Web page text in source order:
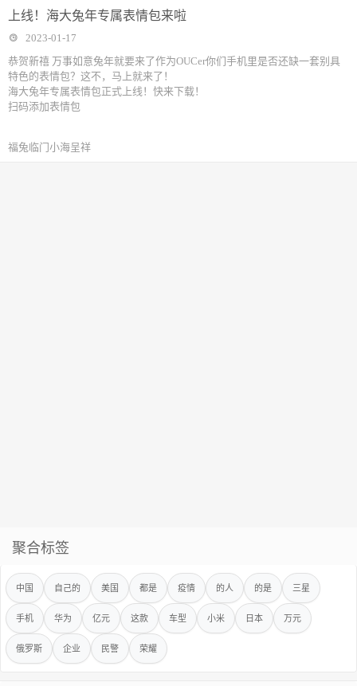
上线！海大兔年专属表情包来啦
2023-01-17
恭贺新禧 万事如意兔年就要来了作为OUCer你们手机里是否还缺一套别具
特色的表情包？这不，马上就来了！
海大兔年专属表情包正式上线！快来下载！
扫码添加表情包
福兔临门小海呈祥
聚合标签
中国 自己的 美国 都是 疫情 的人 的是 三星
手机 华为 亿元 这款 车型 小米 日本 万元
俄罗斯 企业 民警 荣耀